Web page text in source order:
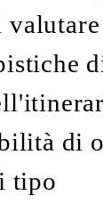
valutare
di
tipo